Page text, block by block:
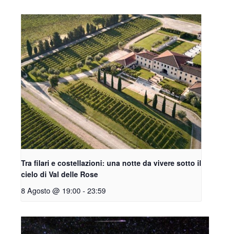
Tra filari e costellazioni: una notte da vivere sotto il
cielo di Val delle Rose
8 Agosto @ 19:00- 23:59